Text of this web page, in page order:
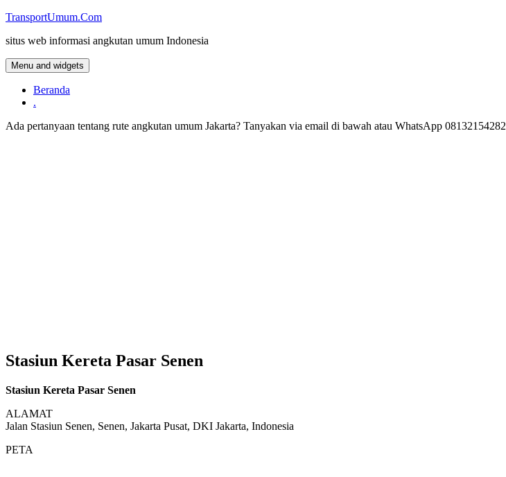
Skip
content
TransportUmum.Com
situs web informasi angkutan umum Indonesia
Menu and widgets
Beranda
.
Ada pertanyaan tentang rute angkutan umum Jakarta? Tanyakan via email di bawah atau WhatsApp 08132154282
Stasiun Kereta Pasar Senen
Stasiun Kereta Pasar Senen
ALAMAT
Jalan Stasiun Senen, Senen, Jakarta Pusat, DKI Jakarta, Indonesia
PETA